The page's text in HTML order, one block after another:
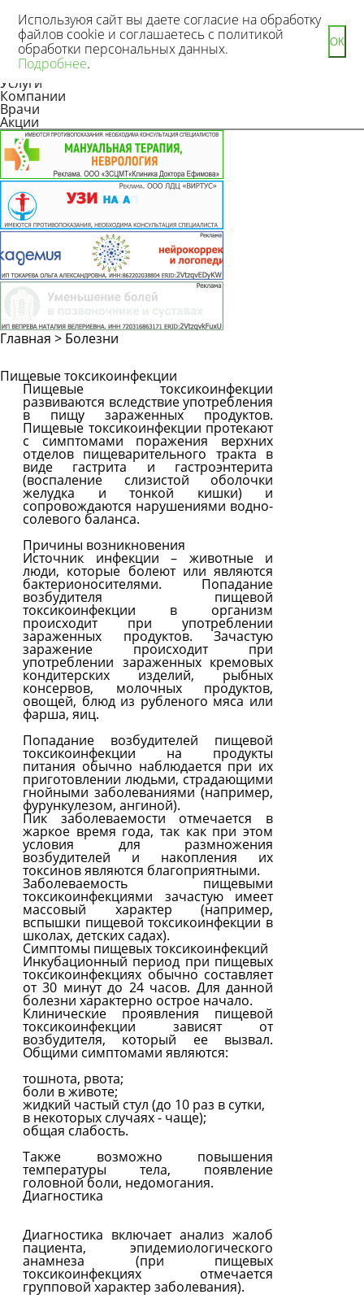
Новости
Статьи
Услуги
Компании
Врачи
Акции
Главная > Болезни
Пищевые токсикоинфекции
Пищевые токсикоинфекции
развиваются вследствие употребления
в пищу зараженных продуктов.
Пищевые токсикоинфекции протекают
с симптомами поражения верхних
отделов пищеварительного тракта в
виде гастрита и гастроэнтерита
(воспаление слизистой оболочки
желудка и тонкой кишки) и
сопровождаются нарушениями водно-
солевого баланса.
Причины возникновения
Источник инфекции – животные и
люди, которые болеют или являются
бактерионосителями. Попадание
возбудителя пищевой
токсикоинфекции в организм
происходит при употреблении
зараженных продуктов. Зачастую
заражение происходит при
употреблении зараженных кремовых
кондитерских изделий, рыбных
консервов, молочных продуктов,
овощей, блюд из рубленого мяса или
фарша, яиц.
Попадание возбудителей пищевой
токсикоинфекции на продукты
питания обычно наблюдается при их
приготовлении людьми, страдающими
гнойными заболеваниями (например,
фурункулезом, ангиной).
Пик заболеваемости отмечается в
жаркое время года, так как при этом
условия для размножения
возбудителей и накопления их
токсинов являются благоприятными.
Заболеваемость пищевыми
токсикоинфекциями зачастую имеет
массовый характер (например,
вспышки пищевой токсикоинфекции в
школах, детских садах).
Симптомы пищевых токсикоинфекций
Инкубационный период при пищевых
токсикоинфекциях обычно составляет
от 30 минут до 24 часов. Для данной
болезни характерно острое начало.
Клинические проявления пищевой
токсикоинфекции зависят от
возбудителя, который ее вызвал.
Общими симптомами являются:
тошнота, рвота;
боли в животе;
жидкий частый стул (до 10 раз в сутки,
в некоторых случаях - чаще);
общая слабость.
Также возможно повышения
температуры тела, появление
головной боли, недомогания.
Диагностика
Диагностика включает анализ жалоб
пациента, эпидемиологического
анамнеза (при пищевых
токсикоинфекциях отмечается
групповой характер заболевания).
Используюя сайт вы даете согласие на обработку
файлов cookie и соглашаетесь с политикой
обработки персональных данных.
Подробнее.
ОК